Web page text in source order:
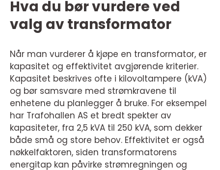
Hva du bør vurdere ved
valg av transformator
Når man vurderer å kjøpe en transformator, er
kapasitet og effektivitet avgjørende kriterier.
Kapasitet beskrives ofte i kilovoltampere (kVA)
og bør samsvare med strømkravene til
enhetene du planlegger å bruke. For eksempel
har Trafohallen AS et bredt spekter av
kapasiteter, fra 2,5 kVA til 250 kVA, som dekker
både små og store behov. Effektivitet er også
nøkkelfaktoren, siden transformatorens
energitap kan påvirke strømregningen og